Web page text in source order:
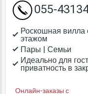
Роскошная вилла
этажом
Пары | Семьи
Идеально для
приватность в
Онлайн-заказы с
055-